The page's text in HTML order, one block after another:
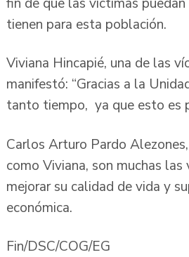
tienen para esta población.
Viviana Hincapié, una de las
manifestó: “Gracias a la
tanto tiempo, ya que esto es
Carlos Arturo Pardo
como Viviana, son muchas
mejorar su calidad de vida y
económica.
Fin/DSC/COG/EG